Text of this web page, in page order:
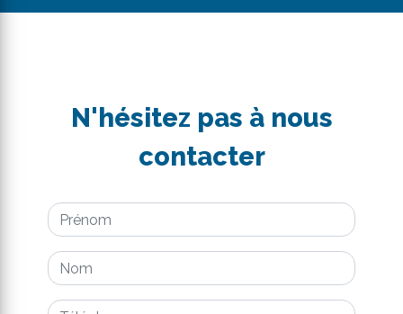
N'hésitez pas à nous
contacter